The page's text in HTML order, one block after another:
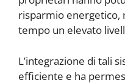
risparmio energetico,
tempo un elevato
L’integrazione di tali
efficiente e ha